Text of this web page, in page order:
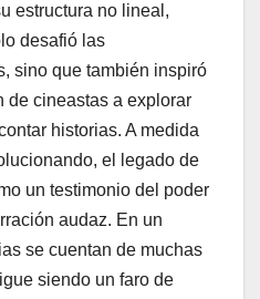
estructura no lineal,
desafió las
sino que también inspiró
de cineastas a explorar
historias. A medida
el legado de
un testimonio del poder
audaz. En un
se cuentan de muchas
siendo un faro de